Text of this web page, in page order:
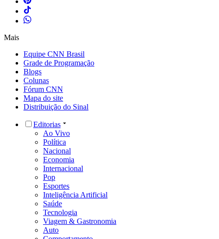
Mais
Equipe CNN Brasil
Grade de Programação
Blogs
Colunas
Fórum CNN
Mapa do site
Distribuição do Sinal
Editorias
Ao Vivo
Política
Nacional
Economia
Internacional
Pop
Esportes
Inteligência Artificial
Saúde
Tecnologia
Viagem & Gastronomia
Auto